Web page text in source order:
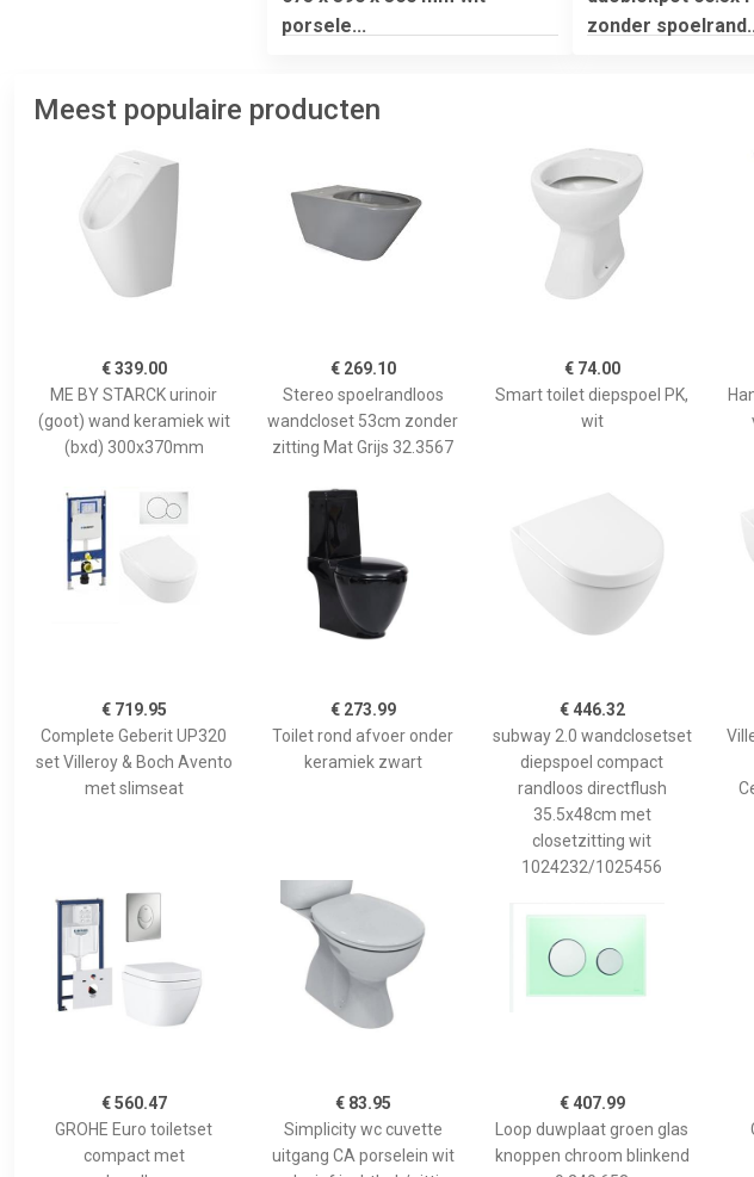
porsele...
zonder
Meest populaire producten
€ 339.00
ME BY STARCK urinoir
(goot) wand keramiek wit
(bxd) 300x370mm
€ 269.10
Stereo spoelrandloos
wandcloset 53cm zonder
zitting Mat Grijs 32.3567
€ 74.00
Smart toilet diepspoel PK,
wit
€ 719.95
Complete Geberit UP320
set Villeroy & Boch Avento
met slimseat
€ 273.99
Toilet rond afvoer onder
keramiek zwart
€ 446.32
subway 2.0 wandclosetset
diepspoel compact
randloos directflush
35.5x48cm met
closetzitting wit
1024232/1025456
€ 560.47
GROHE Euro toiletset
compact met
€ 83.95
Simplicity wc cuvette
uitgang CA porselein wit
€ 407.99
Loop duwplaat groen glas
knoppen chroom blinkend